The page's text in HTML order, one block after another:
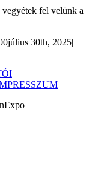
vegyétek fel velünk a
július 30th, 2025|